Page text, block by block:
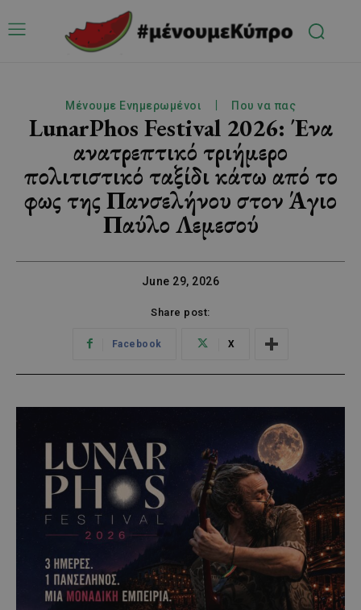
Μένουμε Ενημερωμένοι Που να πας
LunarPhos Festival 2026: Ένα
ανατρεπτικό τριήμερο
πολιτιστικό ταξίδι κάτω από το
φως της Πανσελήνου στον Άγιο
Παύλο Λεμεσού
June 29, 2026
Share post:
Facebook X